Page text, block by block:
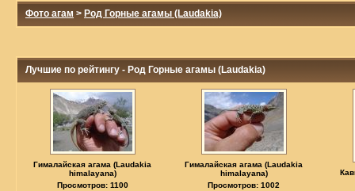
Фото агам > Род Горные агамы (Laudakia)
Лучшие по рейтингу - Род Горные агамы (Laudakia)
Гималайская агама (Laudakia
himalayana)
Просмотров: 1100
Гималайская агама (Laudakia
himalayana)
Просмотров: 1002